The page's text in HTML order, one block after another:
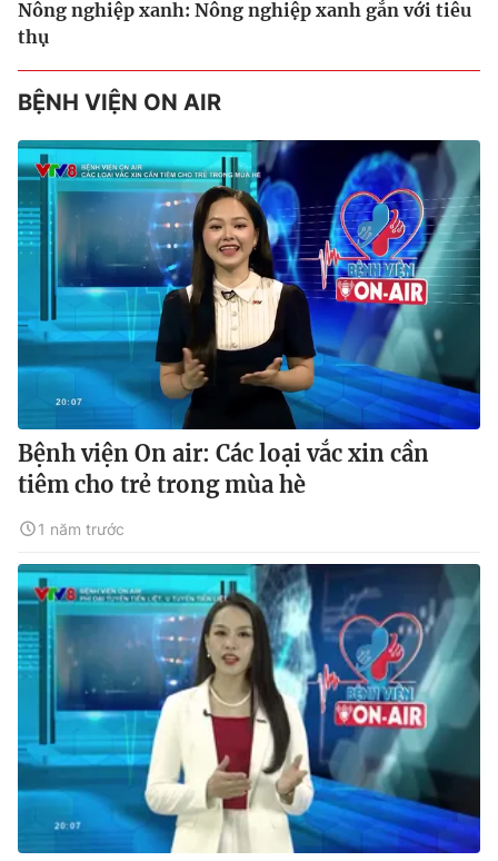
Nông nghiệp xanh: Nông nghiệp xanh gắn với tiêu
thụ
BỆNH VIỆN ON AIR
Bệnh viện On air: Các loại vắc xin cần
tiêm cho trẻ trong mùa hè
1 năm trước